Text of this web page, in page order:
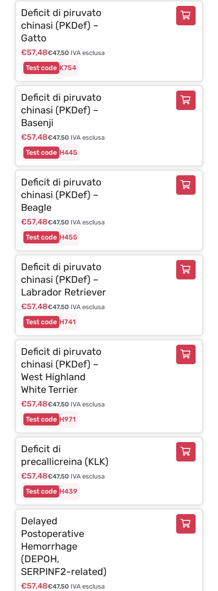
K754
Deficit di piruvato
chinasi (PKDef) –
Gatto
€57,48€47,50 IVA esclusa
H445
Deficit di piruvato
chinasi (PKDef) –
Basenji
€57,48€47,50 IVA esclusa
H455
Deficit di piruvato
chinasi (PKDef) –
Beagle
€57,48€47,50 IVA esclusa
H741
Deficit di piruvato
chinasi (PKDef) –
Labrador Retriever
€57,48€47,50 IVA esclusa
H971
Deficit di piruvato
chinasi (PKDef) –
West Highland
White Terrier
€57,48€47,50 IVA esclusa
H439
Deficit di
precallicreina (KLK)
€57,48€47,50 IVA esclusa
Delayed
Postoperative
Hemorrhage
(DEPOH,
SERPINF2-related)
€57,48€47,50 IVA esclusa